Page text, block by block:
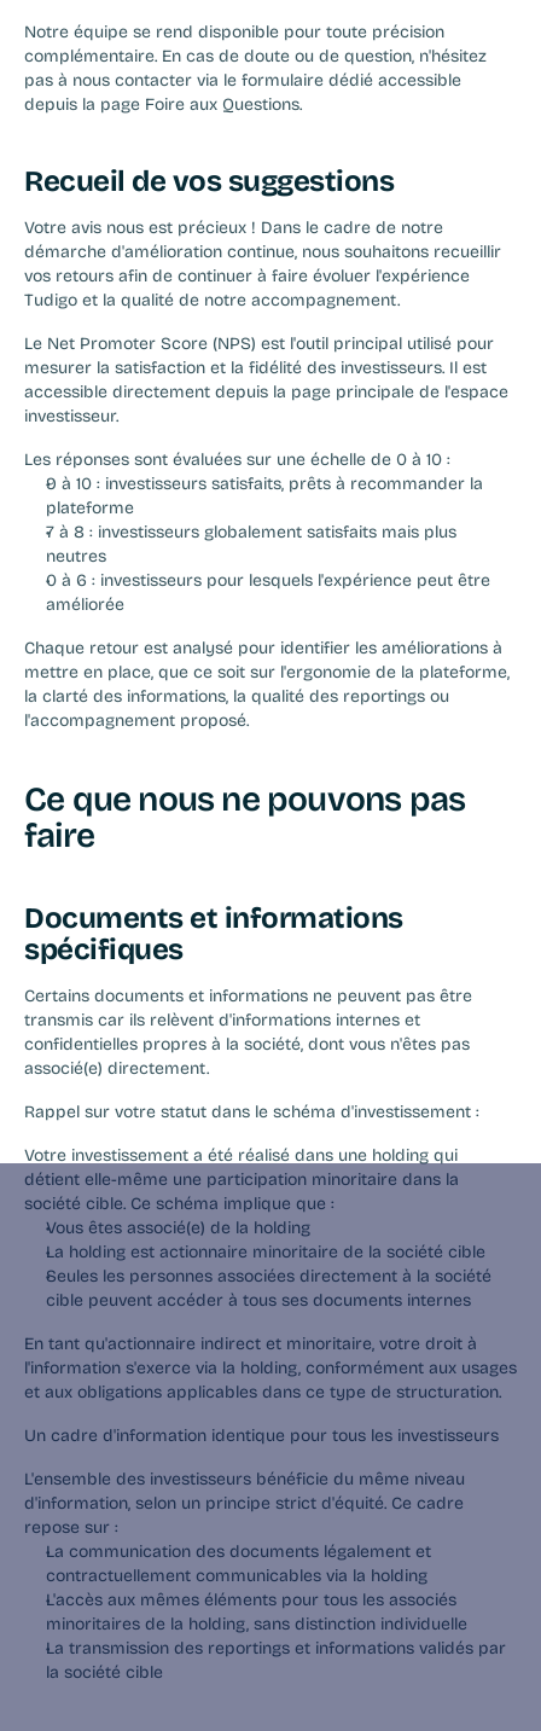
Notre équipe se rend disponible pour toute précision
complémentaire. En cas de doute ou de question, n'hésitez
pas à nous contacter via le formulaire dédié accessible
depuis la page Foire aux Questions.
Recueil de vos suggestions
Votre avis nous est précieux ! Dans le cadre de notre
démarche d'amélioration continue, nous souhaitons recueillir
vos retours afin de continuer à faire évoluer l'expérience
Tudigo et la qualité de notre accompagnement.
Le Net Promoter Score (NPS) est l'outil principal utilisé pour
mesurer la satisfaction et la fidélité des investisseurs. Il est
accessible directement depuis la page principale de l'espace
investisseur.
Les réponses sont évaluées sur une échelle de 0 à 10 :
9 à 10 : investisseurs satisfaits, prêts à recommander la
plateforme
7 à 8 : investisseurs globalement satisfaits mais plus
neutres
0 à 6 : investisseurs pour lesquels l'expérience peut être
améliorée
Chaque retour est analysé pour identifier les améliorations à
mettre en place, que ce soit sur l'ergonomie de la plateforme,
la clarté des informations, la qualité des reportings ou
l'accompagnement proposé.
Ce que nous ne pouvons pas
faire
Documents et informations
spécifiques
Certains documents et informations ne peuvent pas être
transmis car ils relèvent d'informations internes et
confidentielles propres à la société, dont vous n'êtes pas
associé(e) directement.
Rappel sur votre statut dans le schéma d'investissement :
Votre investissement a été réalisé dans une holding qui
détient elle-même une participation minoritaire dans la
société cible. Ce schéma implique que :
Vous êtes associé(e) de la holding
La holding est actionnaire minoritaire de la société cible
Seules les personnes associées directement à la société
cible peuvent accéder à tous ses documents internes
En tant qu'actionnaire indirect et minoritaire, votre droit à
l'information s'exerce via la holding, conformément aux usages
et aux obligations applicables dans ce type de structuration.
Un cadre d'information identique pour tous les investisseurs
L'ensemble des investisseurs bénéficie du même niveau
d'information, selon un principe strict d'équité. Ce cadre
repose sur :
La communication des documents légalement et
contractuellement communicables via la holding
L'accès aux mêmes éléments pour tous les associés
minoritaires de la holding, sans distinction individuelle
La transmission des reportings et informations validés par
la société cible